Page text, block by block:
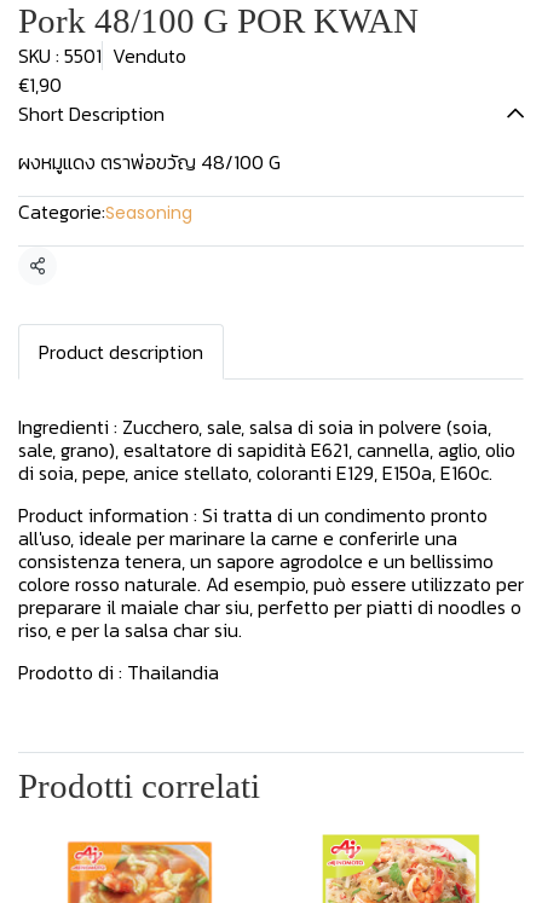
Pork 48/100 G POR KWAN
SKU : 5501 Venduto
€1,90
Short Description
ผงหมูแดง ตราพ่อขวัญ 48/100 G
Categorie:Seasoning
Condividi
Product description
Ingredienti : Zucchero, sale, salsa di soia in polvere (soia,
sale, grano), esaltatore di sapidità E621, cannella, aglio, olio
di soia, pepe, anice stellato, coloranti E129, E150a, E160c.
Product information : Si tratta di un condimento pronto
all'uso, ideale per marinare la carne e conferirle una
consistenza tenera, un sapore agrodolce e un bellissimo
colore rosso naturale. Ad esempio, può essere utilizzato per
preparare il maiale char siu, perfetto per piatti di noodles o
riso, e per la salsa char siu.
Prodotto di : Thailandia
Prodotti correlati